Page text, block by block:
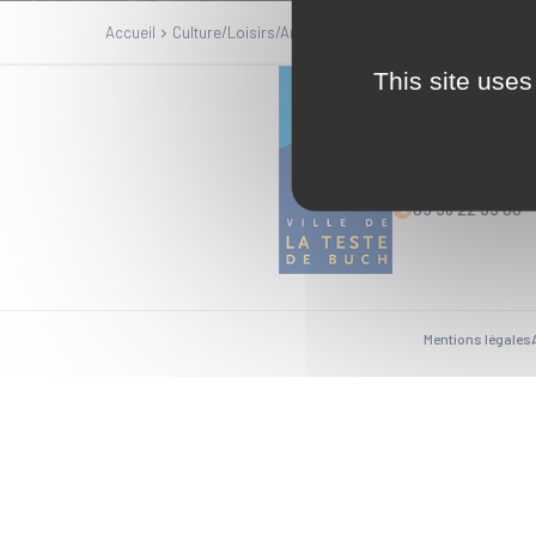
Accueil Culture/Loisirs/Animation
1 Esplanade
05 56 22 35 00
Mentions légales
This site